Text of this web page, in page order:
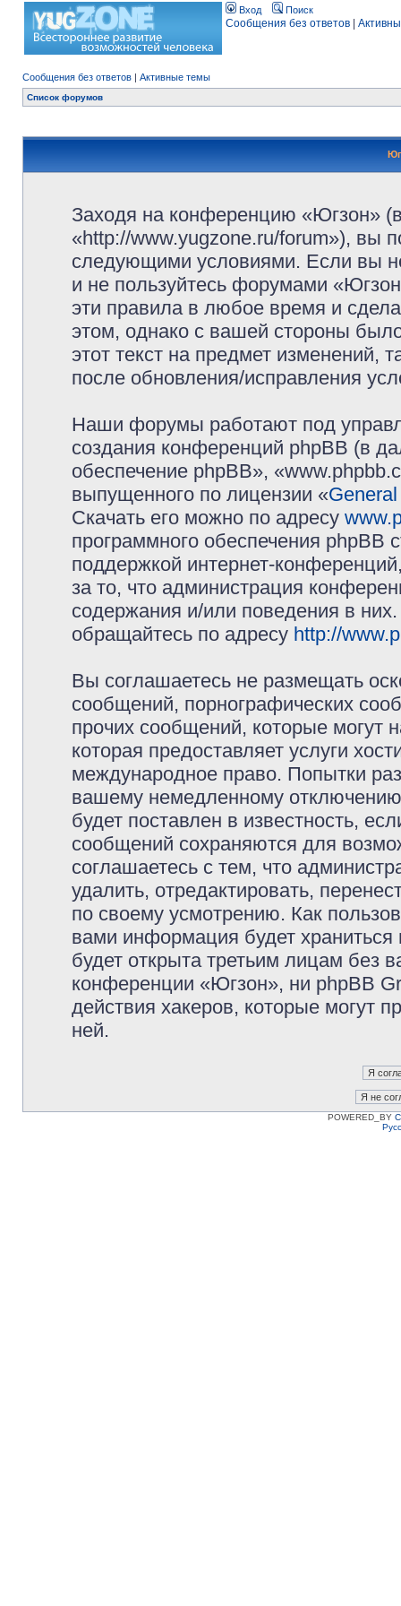
Вход Поиск
Сообщения без ответов
Сообщения без ответов | Активные темы
Список форумов
Заходя на конференцию «Югзон»
«http://www.yugzone.ru/forum»), вы
следующими условиями. Если вы
и не пользуйтесь форумами
эти правила в любое время и
этом, однако с вашей стороны
этот текст на предмет изменений,
после обновления/исправления
Наши форумы работают под
создания конференций phpBB (в
обеспечение phpBB»,
выпущенного по лицензии «
Скачать его можно по адресу
программного обеспечения phpBB
поддержкой интернет-
за то, что администрация
содержания и/или поведения в
обращайтесь по адресу http://
Вы соглашаетесь не размещать
сообщений, порнографических
прочих сообщений, которые могут
которая предоставляет услуги
международное право. Попытки
вашему немедленному
будет поставлен в известность,
сообщений сохраняются для
соглашаетесь с тем, что
удалить, отредактировать,
по своему усмотрению. Как
вами информация будет
будет открыта третьим лицам без
конференции «Югзон», ни phpBB
действия хакеров, которые могут
ней.
POWERED_BY